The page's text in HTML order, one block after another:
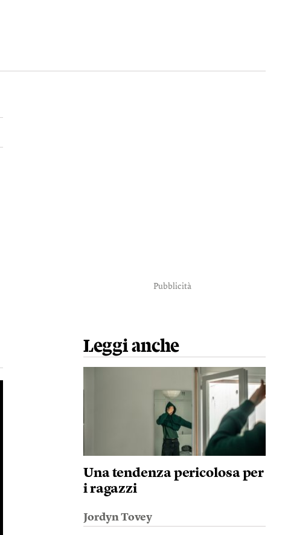
Pubblicità
Leggi anche
Una tendenza pericolosa per
i ragazzi
Jordyn Tovey